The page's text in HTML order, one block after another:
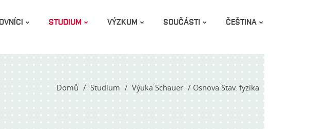
STUDIUM VÝZKUM SOUČÁSTI ČEŠTINA
Domů Studium Výuka Schauer Osnova Stav. fyzika